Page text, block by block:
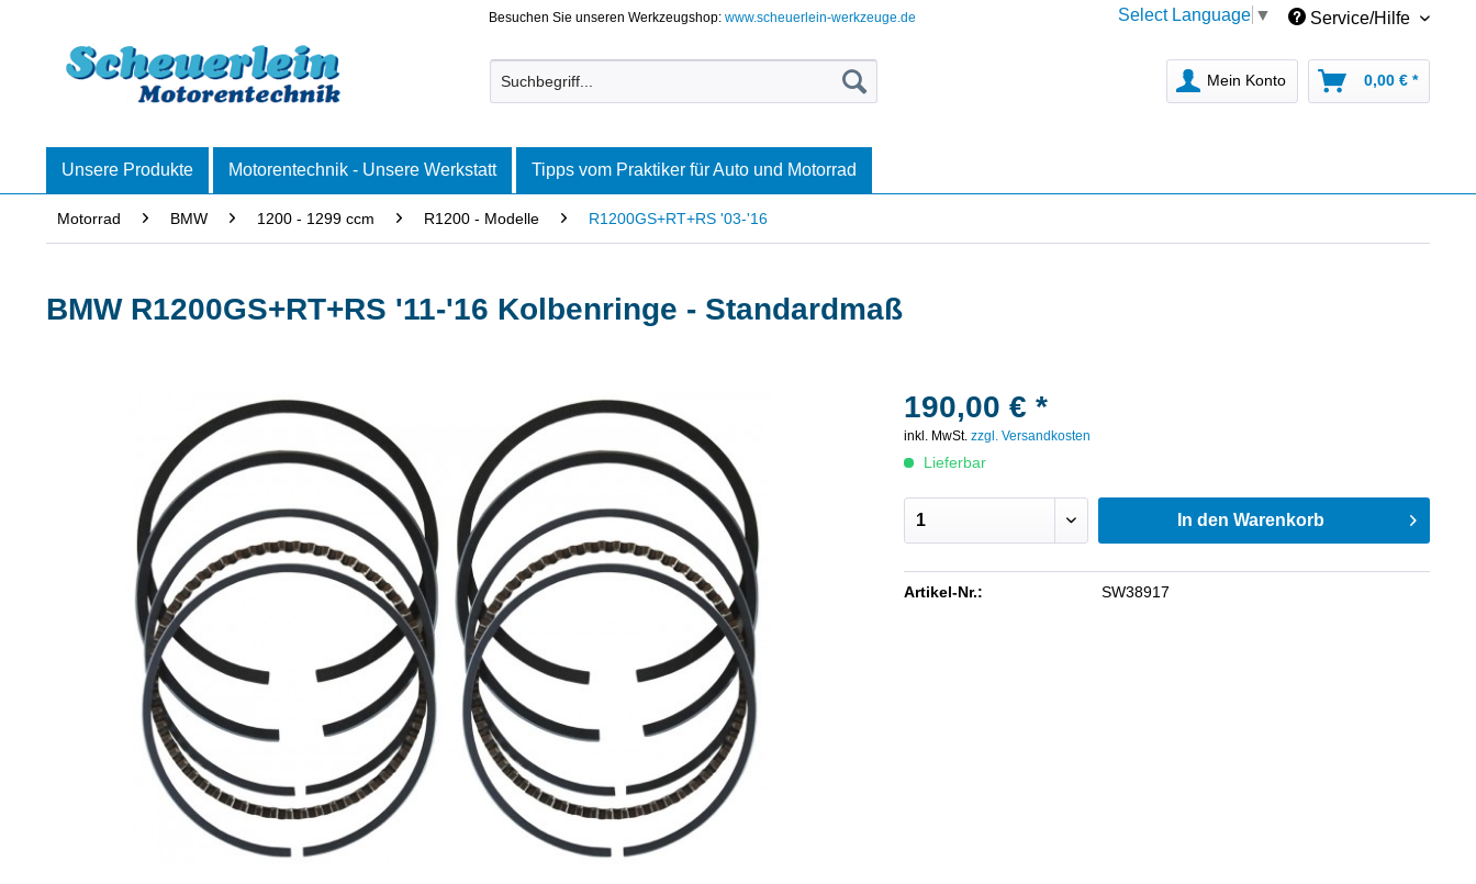
Besuchen Sie unseren Werkzeugshop:www.scheuerlein-werkzeuge.de Select Language ▼ Service/Hilfe
Mein Konto 0,00 € *
Unsere Produkte Motorentechnik - Unsere Werkstatt Tipps vom Praktiker für Auto und Motorrad
Motorrad BMW 1200 - 1299 ccm R1200 - Modelle R1200GS+RT+RS '03-'16
BMW R1200GS+RT+RS '11-'16 Kolbenringe - Standardmaß
190,00 € *
inkl. MwSt.zzgl. Versandkosten
Lieferbar
In den Warenkorb
Artikel-Nr.: SW38917